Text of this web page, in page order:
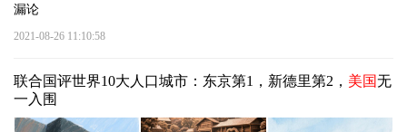
漏论
2021-08-26 11:10:58
联合国评世界10大人口城市：东京第1，新德里第2， 美国无
一入围